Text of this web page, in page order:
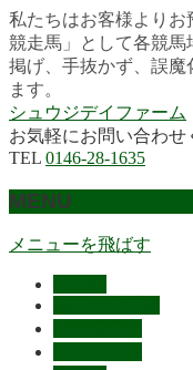
私たちはお客様より
競走馬」として各競
掲げ、手抜かず、誤
ます。
シュウジデイファーム
お気軽にお問い合わせ
TEL 0146-28-1635
MENU
メニューを飛ばす